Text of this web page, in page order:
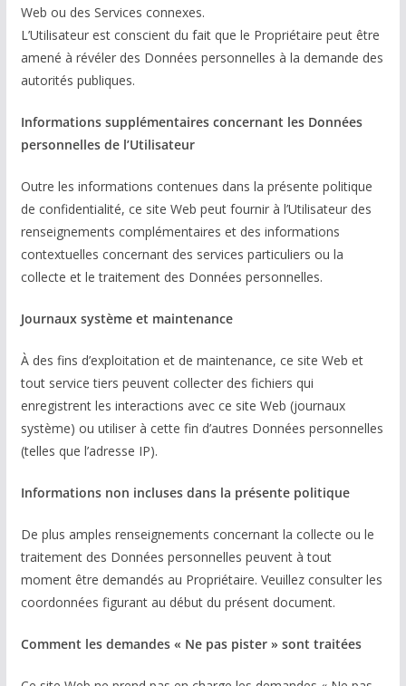
Web ou des Services connexes.
L’Utilisateur est conscient du fait que le Propriétaire peut être
amené à révéler des Données personnelles à la demande des
autorités publiques.
Informations supplémentaires concernant les Données
personnelles de l’Utilisateur
Outre les informations contenues dans la présente politique
de confidentialité, ce site Web peut fournir à l’Utilisateur des
renseignements complémentaires et des informations
contextuelles concernant des services particuliers ou la
collecte et le traitement des Données personnelles.
Journaux système et maintenance
À des fins d’exploitation et de maintenance, ce site Web et
tout service tiers peuvent collecter des fichiers qui
enregistrent les interactions avec ce site Web (journaux
système) ou utiliser à cette fin d’autres Données personnelles
(telles que l’adresse IP).
Informations non incluses dans la présente politique
De plus amples renseignements concernant la collecte ou le
traitement des Données personnelles peuvent à tout
moment être demandés au Propriétaire. Veuillez consulter les
coordonnées figurant au début du présent document.
Comment les demandes « Ne pas pister » sont traitées